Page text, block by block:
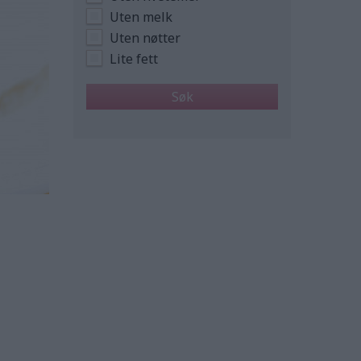
Uten melk
Uten nøtter
Lite fett